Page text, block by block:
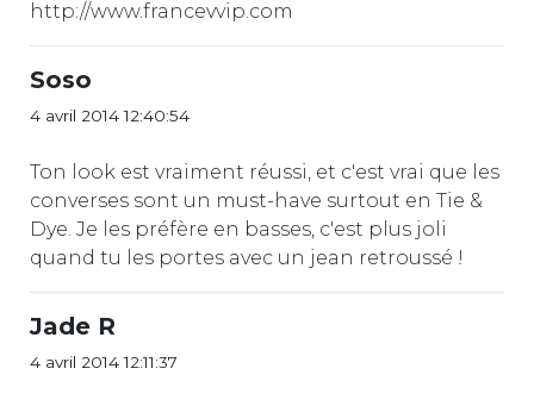
http://www.francevvip.com
Soso
4 avril 2014 12:40:54
Ton look est vraiment réussi, et c'est vrai que les
converses sont un must-have surtout en Tie &
Dye. Je les préfère en basses, c'est plus joli
quand tu les portes avec un jean retroussé !
Jade R
4 avril 2014 12:11:37